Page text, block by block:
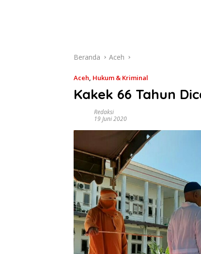
Beranda Aceh
Aceh, Hukum & Kriminal
Kakek 66 Tahun
Redaksi
19 Juni 2020